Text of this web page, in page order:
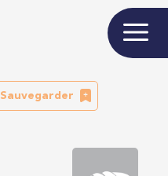
Sauvegarder